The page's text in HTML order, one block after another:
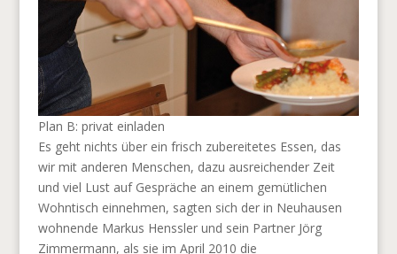
Plan B: privat einladen
Es geht nichts über ein frisch zubereitetes Essen, das
wir mit anderen Menschen, dazu ausreichender Zeit
und viel Lust auf Gespräche an einem gemütlichen
Wohntisch einnehmen, sagten sich der in Neuhausen
wohnende Markus Henssler und sein Partner Jörg
Zimmermann, als sie im April 2010 die